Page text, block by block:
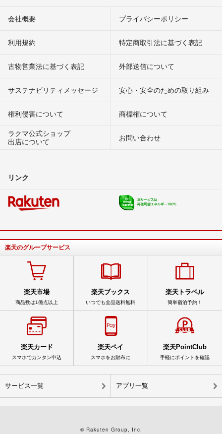
会社概要 プライバシーポリシー
利用規約 特定商取引法に基づく表記
古物営業法に基づく表記 外部送信について
サステナビリティメッセージ 安心・安全のための取り組み
権利侵害について
商標権について
ラクマ公式ショップ
出店について
お問い合わせ
リンク
楽天のグループサービス
楽天市場
商品数は1億点以上
楽天ブックス
いつでも全品送料無料
楽天トラベル
簡単宿泊予約！
楽天カード
スマホでカンタン申込
楽天ペイ
スマホをお財布に
楽天PointClub
手軽にポイントを確認
サービス一覧 アプリ一覧
© Rakuten Group, Inc.